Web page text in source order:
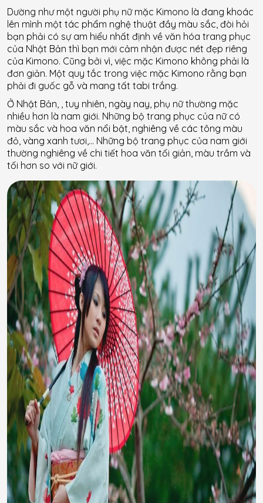
Dường như một người phụ nữ mặc Kimono là đang khoác
lên mình một tác phẩm nghệ thuật đầy màu sắc, đòi hỏi
bạn phải có sự am hiểu nhất định về văn hóa trang phục
của Nhật Bản thì bạn mới cảm nhận được nét đẹp riêng
của Kimono. Cũng bởi vì, việc mặc Kimono không phải là
đơn giản. Một quy tắc trong việc mặc Kimono rằng bạn
phải đi guốc gỗ và mang tất tabi trắng.
Ở Nhật Bản, , tuy nhiên, ngày nay, phụ nữ thường mặc
nhiều hơn là nam giới. Những bộ trang phục của nữ có
màu sắc và hoa văn nổi bật, nghiêng về các tông màu
đỏ, vàng xanh tươi,… Những bộ trang phục của nam giới
thường nghiêng về chi tiết hoa văn tối giản, màu trầm và
tối hơn so với nữ giới.